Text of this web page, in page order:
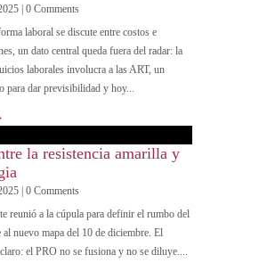
| 0 Comments
laboral se discute entre costos e
un dato central queda fuera del radar: la
laborales involucra a las ART, un
para dar previsibilidad y hoy...
la resistencia amarilla y
| 0 Comments
reunió a la cúpula para definir el rumbo del
al nuevo mapa del 10 de diciembre. El
el PRO no se fusiona y no se diluye....